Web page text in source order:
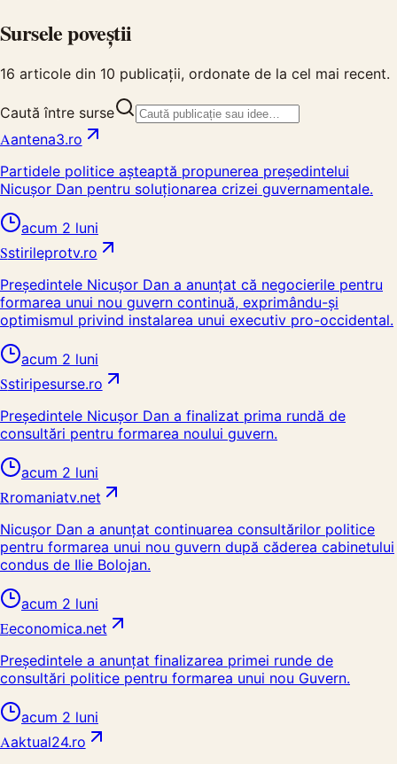
Sursele poveștii
16 articole din 10 publicații, ordonate de la cel mai recent.
Caută între surse
Aantena3.ro
Partidele politice așteaptă propunerea președintelui
Nicușor Dan pentru soluționarea crizei guvernamentale.
acum 2 luni
Sstirileprotv.ro
Președintele Nicușor Dan a anunțat că negocierile pentru
formarea unui nou guvern continuă, exprimându-și
optimismul privind instalarea unui executiv pro-occidental.
acum 2 luni
Sstiripesurse.ro
Președintele Nicușor Dan a finalizat prima rundă de
consultări pentru formarea noului guvern.
acum 2 luni
Rromaniatv.net
Nicușor Dan a anunțat continuarea consultărilor politice
pentru formarea unui nou guvern după căderea cabinetului
condus de Ilie Bolojan.
acum 2 luni
Eeconomica.net
Președintele a anunțat finalizarea primei runde de
consultări politice pentru formarea unui nou Guvern.
acum 2 luni
Aaktual24.ro